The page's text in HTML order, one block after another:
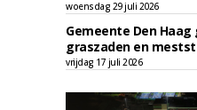
woensdag 29 juli 2026
Gemeente Den
graszaden en
vrijdag 17 juli 2026